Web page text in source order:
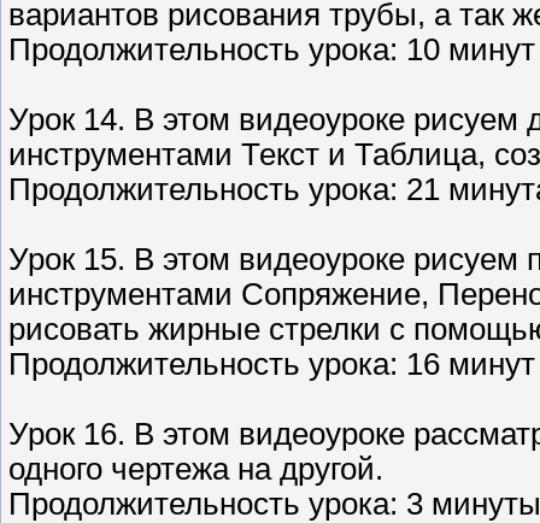
вариантов рисования трубы, а так
Продолжительность урока: 10
Урок 14. В этом видеоуроке
инструментами Текст и Таблица,
Продолжительность урока: 21
Урок 15. В этом видеоуроке рисуем
инструментами Сопряжение,
рисовать жирные стрелки с
Продолжительность урока: 16
Урок 16. В этом видеоуроке
одного чертежа на другой.
Продолжительность урока: 3